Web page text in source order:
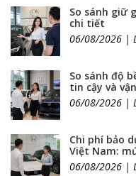
So sánh giữ
chi tiết
06/08/2026 |
So sánh độ
tin cậy và
06/08/2026 |
Chi phí bảo
Việt Nam:
06/08/2026 |